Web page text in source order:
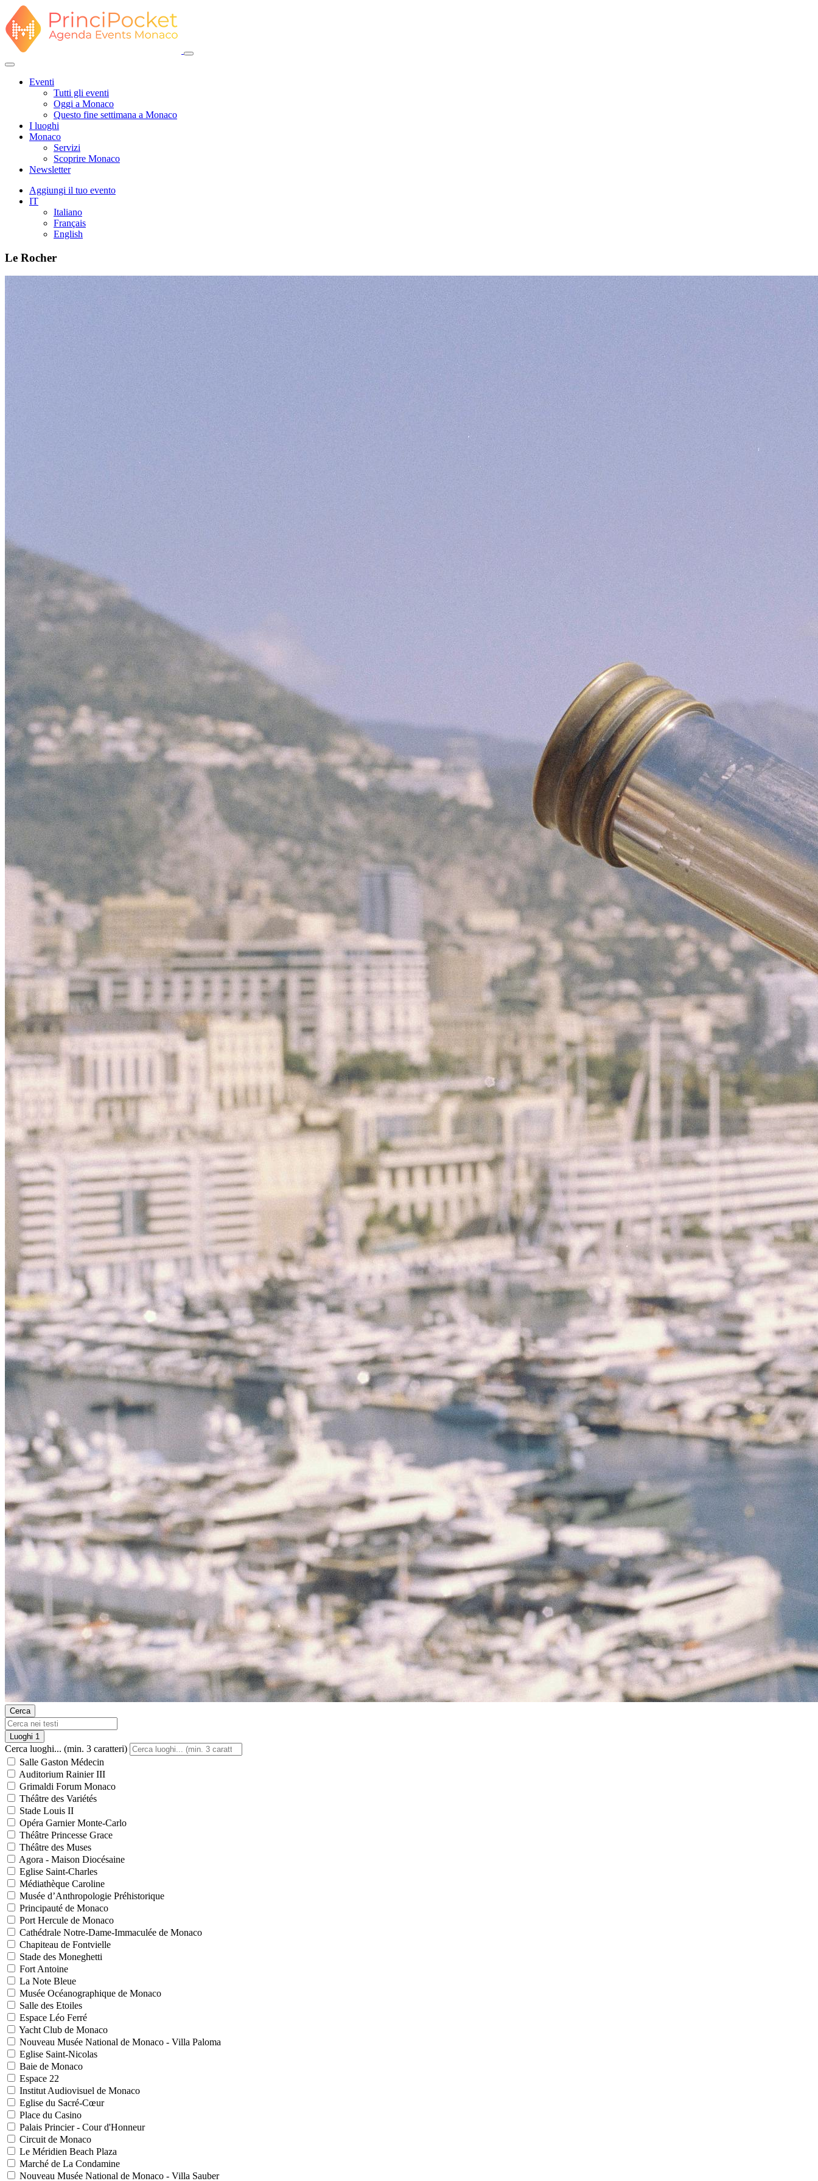
Eventi
Tutti gli eventi
Oggi a Monaco
Questo fine settimana a Monaco
I luoghi
Monaco
Servizi
Scoprire Monaco
Newsletter
Aggiungi il tuo evento
IT
Italiano
Français
English
Le Rocher
Cerca
Luoghi 1
Cerca luoghi... (min. 3 caratteri)
Salle Gaston Médecin
Auditorium Rainier III
Grimaldi Forum Monaco
Théâtre des Variétés
Stade Louis II
Opéra Garnier Monte-Carlo
Théâtre Princesse Grace
Théâtre des Muses
Agora - Maison Diocésaine
Eglise Saint-Charles
Médiathèque Caroline
Musée d’Anthropologie Préhistorique
Principauté de Monaco
Port Hercule de Monaco
Cathédrale Notre-Dame-Immaculée de Monaco
Chapiteau de Fontvielle
Stade des Moneghetti
Fort Antoine
La Note Bleue
Musée Océanographique de Monaco
Salle des Etoiles
Espace Léo Ferré
Yacht Club de Monaco
Nouveau Musée National de Monaco - Villa Paloma
Eglise Saint-Nicolas
Baie de Monaco
Espace 22
Institut Audiovisuel de Monaco
Eglise du Sacré-Cœur
Place du Casino
Palais Princier - Cour d'Honneur
Circuit de Monaco
Le Méridien Beach Plaza
Marché de La Condamine
Nouveau Musée National de Monaco - Villa Sauber